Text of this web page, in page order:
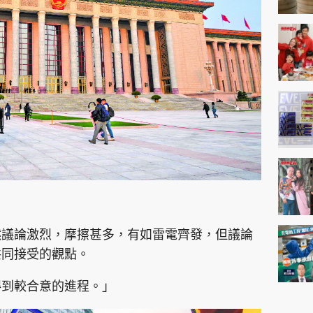
論激烈，摩擦甚多，有如雷電齊發，但議論
接受的觀點。
較合意的進程。」